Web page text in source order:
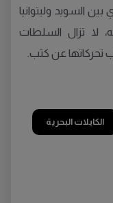
السويد وليتوانيا
لا تزال السلطات
تحركاتها عن كثب.
الكابلات البحرية